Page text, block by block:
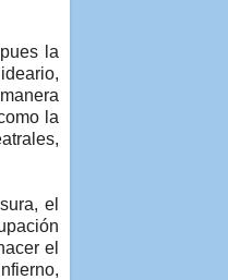
la
la
el
el